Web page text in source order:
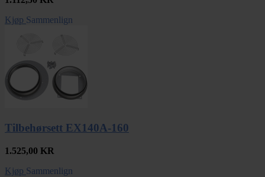
Kjøp Sammenlign
Tilbehørsett EX140A-160
1.525,00 KR
Kjøp Sammenlign